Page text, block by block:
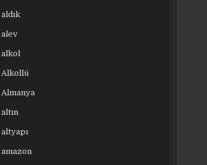
aldık
alev
alkol
Alkollü
Almanya
altın
altyapı
amazon